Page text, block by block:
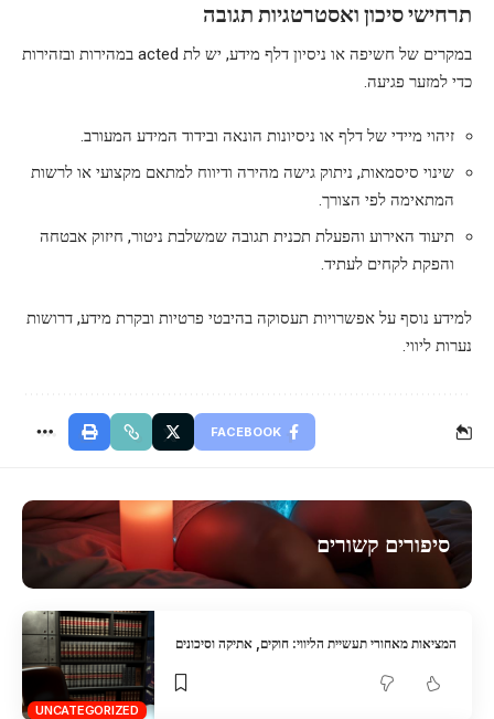
תרחישי סיכון ואסטרטגיות תגובה
במקרים של חשיפה או ניסיון דלף מידע, יש לת acted במהירות ובזהירות
כדי למזער פגיעה.
זיהוי מיידי של דלף או ניסיונות הונאה ובידוד המידע המעורב.
שינוי סיסמאות, ניתוק גישה מהירה ודיווח למתאם מקצועי או לרשות
המתאימה לפי הצורך.
תיעוד האירוע והפעלת תכנית תגובה שמשלבת ניטור, חיזוק אבטחה
והפקת לקחים לעתיד.
למידע נוסף על אפשרויות תעסוקה בהיבטי פרטיות ובקרת מידע, דרושות
נערות ליווי.
FACEBOOK
סיפורים קשורים
UNCATEGORIZED
המציאות מאחורי תעשיית הליווי: חוקים, אתיקה וסיכונים